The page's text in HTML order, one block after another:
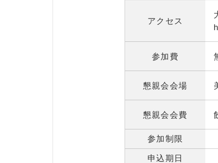
アクセス
参加費
懇親会会場
懇親会会費
参加制限
申込期日